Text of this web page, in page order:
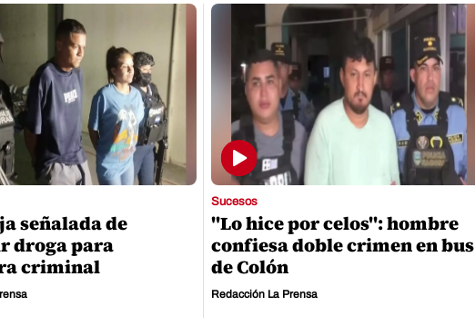
señalada de
droga para
criminal
Sucesos
"Lo hice por celos": hombre
confiesa doble crimen en bus
de Colón
Redacción La Prensa